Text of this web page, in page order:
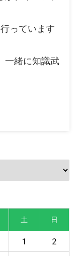
っています
一緒に知識武
土 日
1 2